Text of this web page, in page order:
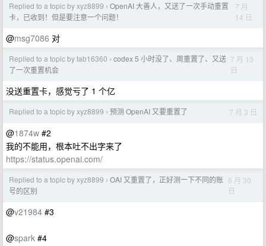
Replied to a topic by xyz8899 › OpenAI 大善人，又送了一次手动重置
卡，已收到！但是要注意一个问题！
7 月
14 日
@msg7086 对
Replied to a topic by tab16360 › codex 5 小时没了、周重置了、又送
了一次重置机会
7 月 13
日
没送重置卡，感觉亏了 1 个亿
Replied to a topic by xyz8899 › 预测 OpenAI 又要重置了 7 月 3 日
@1874w #2
我的不能用，根本吐不出字来了
https://status.openai.com/
Replied to a topic by xyz8899 › OAI 又重置了，正好测一下不同的账
号的区别
6 月 30
日
@v21984 #3
@spark #4